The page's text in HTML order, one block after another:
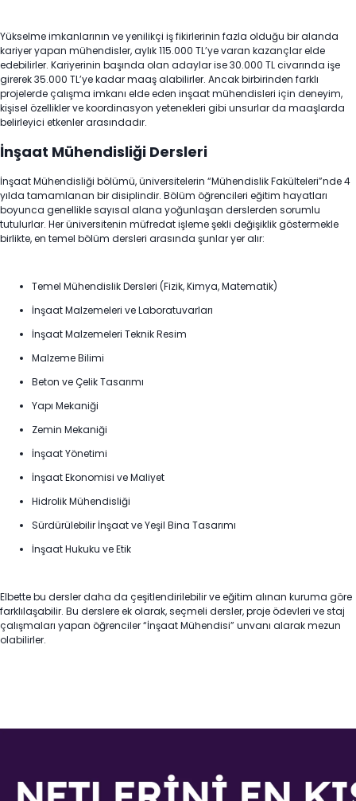
Yükselme imkanlarının ve yenilikçi iş fikirlerinin fazla olduğu bir alanda
kariyer yapan mühendisler, aylık 115.000 TL’ye varan kazançlar elde
edebilirler. Kariyerinin başında olan adaylar ise 30.000 TL civarında işe
girerek 35.000 TL’ye kadar maaş alabilirler. Ancak birbirinden farklı
projelerde çalışma imkanı elde eden inşaat mühendisleri için deneyim,
kişisel özellikler ve koordinasyon yetenekleri gibi unsurlar da maaşlarda
belirleyici etkenler arasındadır.
İnşaat Mühendisliği Dersleri
İnşaat Mühendisliği bölümü, üniversitelerin “Mühendislik Fakülteleri”nde 4
yılda tamamlanan bir disiplindir. Bölüm öğrencileri eğitim hayatları
boyunca genellikle sayısal alana yoğunlaşan derslerden sorumlu
tutulurlar. Her üniversitenin müfredat işleme şekli değişiklik göstermekle
birlikte, en temel bölüm dersleri arasında şunlar yer alır:
Temel Mühendislik Dersleri (Fizik, Kimya, Matematik)
İnşaat Malzemeleri ve Laboratuvarları
İnşaat Malzemeleri Teknik Resim
Malzeme Bilimi
Beton ve Çelik Tasarımı
Yapı Mekaniği
Zemin Mekaniği
İnşaat Yönetimi
İnşaat Ekonomisi ve Maliyet
Hidrolik Mühendisliği
Sürdürülebilir İnşaat ve Yeşil Bina Tasarımı
İnşaat Hukuku ve Etik
Elbette bu dersler daha da çeşitlendirilebilir ve eğitim alınan kuruma göre
farklılaşabilir. Bu derslere ek olarak, seçmeli dersler, proje ödevleri ve staj
çalışmaları yapan öğrenciler “İnşaat Mühendisi” unvanı alarak mezun
olabilirler.